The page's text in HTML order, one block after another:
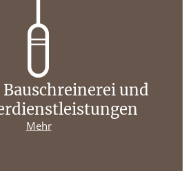
und
Mehr